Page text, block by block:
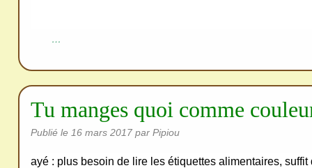
…
Tu manges quoi comme
Publié le 16 mars 2017 par Pipiou
ayé : plus besoin de lire les étiquettes alimentaires,